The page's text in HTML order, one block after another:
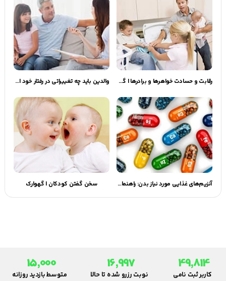
رقابت و حسادت خواهرها و برادرها | گهوارک والدین باید چه تغییراتی در رفتار خود ایجاد کنند؟ | گهوارک
آنزیم‌های غذایی مورد نیاز بدن: راهنمای جامع سخن گفتن کودکان | گهوارک
49,814
کاربر ثبت نامی
16,997
نوبت رزرو شده تا حالا
15,000
متوسط بازدید روزانه